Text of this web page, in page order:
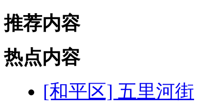
推荐内容
热点内容
[和平区] 五里河街